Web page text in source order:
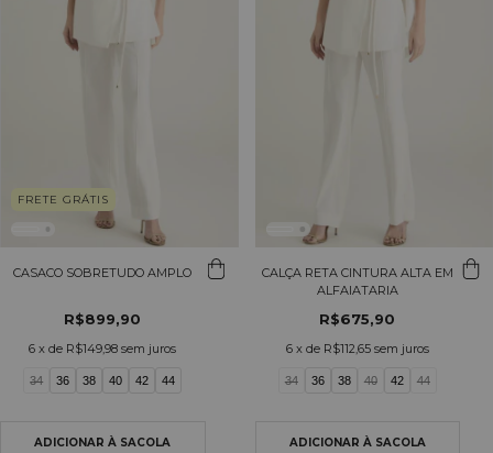
FRETE GRÁTIS
CASACO SOBRETUDO AMPLO
R$899,90
6 x de R$149,98 sem juros
34 36 38 40 42 44
CALÇA RETA CINTURA ALTA EM
ALFAIATARIA
R$675,90
6 x de R$112,65 sem juros
34 36 38 40 42 44